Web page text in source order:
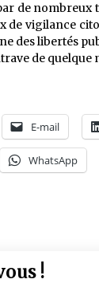
de nombreux
de vigilance
des libertés
de quelque
E-mail
WhatsApp
!